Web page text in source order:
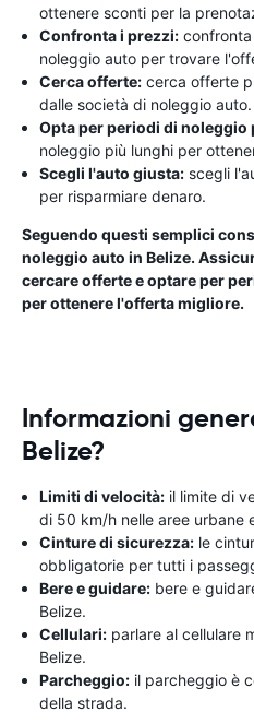
ottenere sconti per la
Confronta i prezzi:
noleggio auto per trovare
Cerca offerte: cerca offerte
dalle società di noleggio auto.
Opta per periodi di noleggio
noleggio più lunghi per
Scegli l'auto giusta: scegli
per risparmiare denaro.
Seguendo questi semplici
noleggio auto in Belize.
cercare offerte e optare per
per ottenere l'offerta migliore.
Informazioni
Belize?
Limiti di velocità: il limite di
di 50 km/h nelle aree urbane
Cinture di sicurezza: le
obbligatorie per tutti i
Bere e guidare: bere e
Belize.
Cellulari: parlare al cellulare
Belize.
Parcheggio: il parcheggio è
della strada.